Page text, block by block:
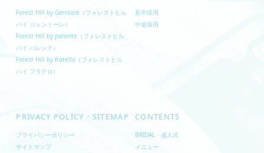
Forest Hill by Genitore（フォレストヒル
バイ ジェントーレ）
Forest Hill by parente（フォレストヒル
バイ パレンテ）
Forest Hill by fratello（フォレストヒル
バイ フラテロ）
新卒採用
中途採用
PRIVACY POLICY・SITEMAP
プライバシーポリシー
サイトマップ
CONTENTS
BRIDAL・成人式
メニュー